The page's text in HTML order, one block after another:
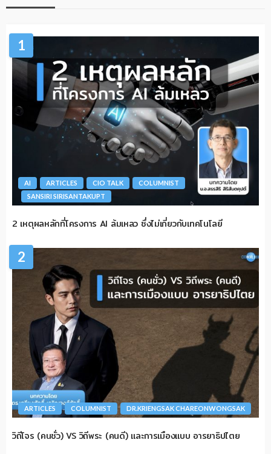
1
AI ARTICLES CIO TALK
COLUMNIST
SANSIRI SIRISANTAKUPT
2 เหตุผลหลักที่โครงการ AI ล้มเหลว ซึ่งไม่เกี่ยวกับเทคโนโลยี
2
ARTICLES COLUMNIST DR.KRIENGSAK CHAREONWONGSAK
วิถีโจร (คนชั่ว) VS วิถีพระ (คนดี) และการเมืองแบบ อารยาธิปไตย